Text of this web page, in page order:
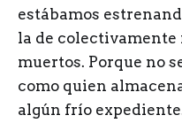
estábamos
la de
muertos. Porque no
como quien
algún frío